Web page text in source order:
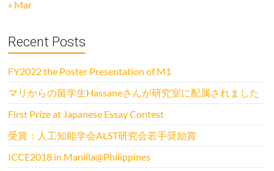
« Mar
Recent Posts
FY2022 the Poster Presentation of M1
マリからの留学生Hassaneさんが研究室に配属されました
First Prize at Japanese Essay Contest
受賞：人工知能学会ALST研究会若手奨励賞
ICCE2018 in Manilla@Philippines